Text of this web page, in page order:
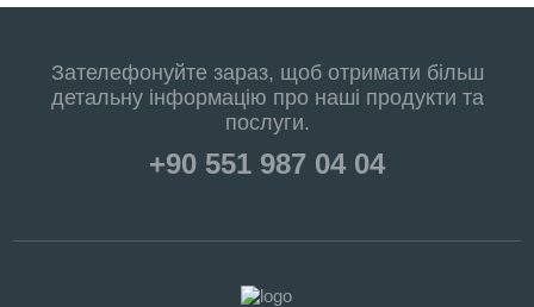
Зателефонуйте зараз, щоб отримати більш
детальну інформацію про наші продукти та
послуги.
+90 551 987 04 04